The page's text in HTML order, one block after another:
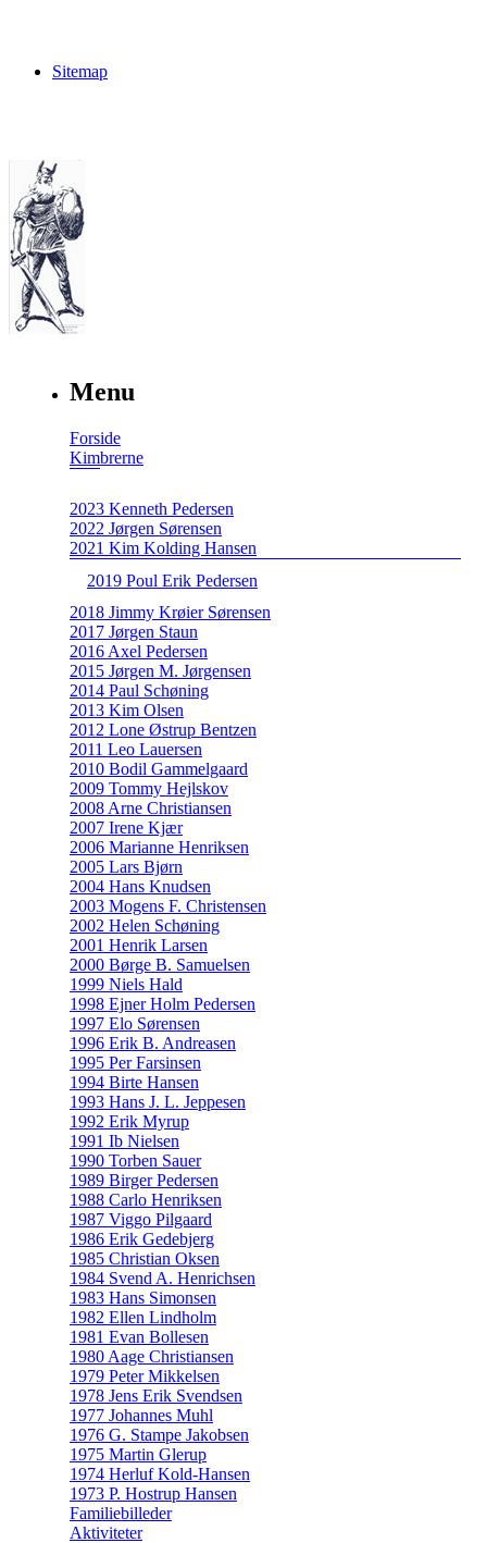
Sitemap
Menu
Forside
Kimbrerne
2023 Kenneth Pedersen
2022 Jørgen Sørensen
2021 Kim Kolding Hansen
2019 Poul Erik Pedersen
2018 Jimmy Krøier Sørensen
2017 Jørgen Staun
2016 Axel Pedersen
2015 Jørgen M. Jørgensen
2014 Paul Schøning
2013 Kim Olsen
2012 Lone Østrup Bentzen
2011 Leo Lauersen
2010 Bodil Gammelgaard
2009 Tommy Hejlskov
2008 Arne Christiansen
2007 Irene Kjær
2006 Marianne Henriksen
2005 Lars Bjørn
2004 Hans Knudsen
2003 Mogens F. Christensen
2002 Helen Schøning
2001 Henrik Larsen
2000 Børge B. Samuelsen
1999 Niels Hald
1998 Ejner Holm Pedersen
1997 Elo Sørensen
1996 Erik B. Andreasen
1995 Per Farsinsen
1994 Birte Hansen
1993 Hans J. L. Jeppesen
1992 Erik Myrup
1991 Ib Nielsen
1990 Torben Sauer
1989 Birger Pedersen
1988 Carlo Henriksen
1987 Viggo Pilgaard
1986 Erik Gedebjerg
1985 Christian Oksen
1984 Svend A. Henrichsen
1983 Hans Simonsen
1982 Ellen Lindholm
1981 Evan Bollesen
1980 Aage Christiansen
1979 Peter Mikkelsen
1978 Jens Erik Svendsen
1977 Johannes Muhl
1976 G. Stampe Jakobsen
1975 Martin Glerup
1974 Herluf Kold-Hansen
1973 P. Hostrup Hansen
Familiebilleder
Aktiviteter